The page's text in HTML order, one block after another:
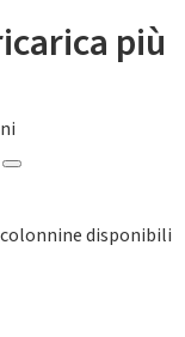
più
disponibili